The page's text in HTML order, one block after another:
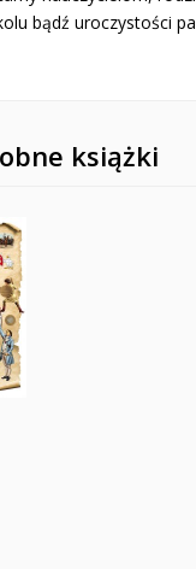
bądź uroczystości
książki